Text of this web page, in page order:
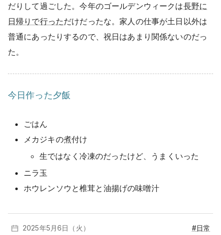
だりして過ごした。今年のゴールデンウィークは長野に
日帰りで行っただけだったな。家人の仕事が土日以外は
普通にあったりするので、祝日はあまり関係ないのだっ
た。
今日作った夕飯
ごはん
メカジキの煮付け
生ではなく冷凍のだったけど、うまくいった
ニラ玉
ホウレンソウと椎茸と油揚げの味噌汁
2025年5月6日（火） #日常